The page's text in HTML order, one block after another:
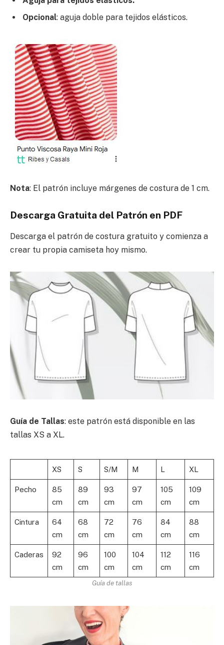
Opcional: aguja doble para tejidos elásticos.
Nota: El patrón incluye márgenes de costura de 1 cm.
Descarga Gratuita del Patrón en PDF
Descarga el patrón de costura gratuito y comienza a
crear tu propia camiseta hoy mismo.
Guía de Tallas: este patrón está disponible en las
tallas XS a XL.
XS S S/M M L XL
Pecho
85
cm
89
cm
93
cm
97
cm
105
cm
109
cm
Cintura
64
cm
68
cm
72
cm
76
cm
84
cm
88
cm
Caderas
92
cm
96
cm
100
cm
104
cm
112
cm
116
cm
Guía de tallas